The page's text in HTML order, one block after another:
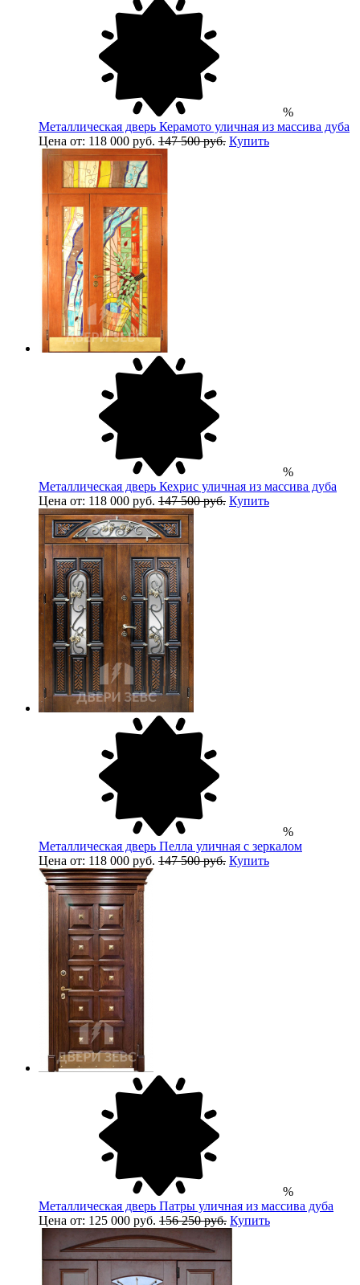
%
Металлическая дверь Керамото уличная из массива дуба
Цена от: 118 000 руб. 147 500 руб. Купить
%
Металлическая дверь Кехрис уличная из массива дуба
Цена от: 118 000 руб. 147 500 руб. Купить
%
Металлическая дверь Пелла уличная с зеркалом
Цена от: 118 000 руб. 147 500 руб. Купить
%
Металлическая дверь Патры уличная из массива дуба
Цена от: 125 000 руб. 156 250 руб. Купить